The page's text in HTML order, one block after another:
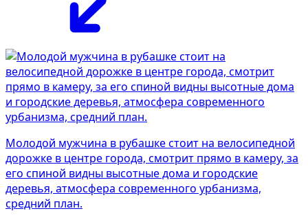
Молодой мужчина в рубашке стоит на велосипедной
дорожке в центре города, смотрит прямо в камеру, за
его спиной видны высотные дома и городские
деревья, атмосфера современного урбанизма,
средний план.